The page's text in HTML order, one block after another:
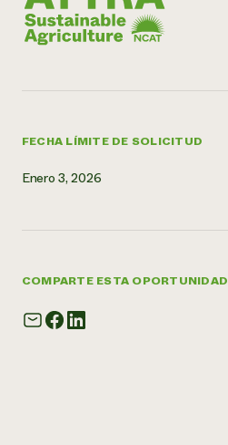
FECHA LÍMITE DE SOLICITUD
Enero 3, 2026
COMPARTE ESTA OPORTUNIDAD